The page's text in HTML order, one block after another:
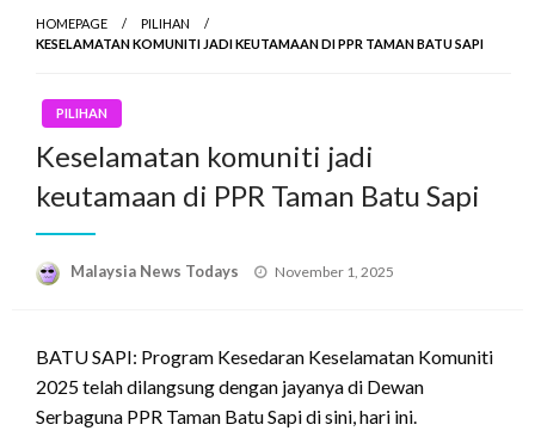
HOMEPAGE
PILIHAN
KESELAMATAN KOMUNITI JADI KEUTAMAAN DI PPR TAMAN BATU SAPI
PILIHAN
Keselamatan komuniti jadi
keutamaan di PPR Taman Batu Sapi
Malaysia News Todays
Posted
November 1, 2025
BATU SAPI: Program Kesedaran Keselamatan Komuniti
2025 telah dilangsung dengan jayanya di Dewan
Serbaguna PPR Taman Batu Sapi di sini, hari ini.